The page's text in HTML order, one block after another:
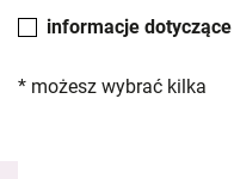
informacje
* możesz wybrać kilka